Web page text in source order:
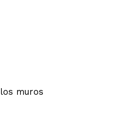
muros